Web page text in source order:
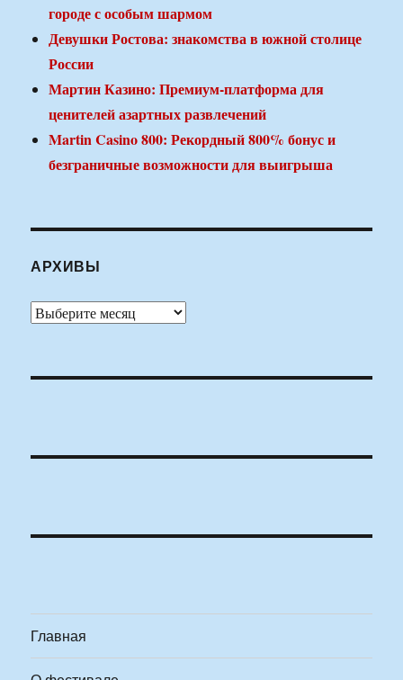
городе с особым шармом
Девушки Ростова: знакомства в южной столице
России
Мартин Казино: Премиум-платформа для
ценителей азартных развлечений
Martin Casino 800: Рекордный 800% бонус и
безграничные возможности для выигрыша
АРХИВЫ
Архивы
Главная